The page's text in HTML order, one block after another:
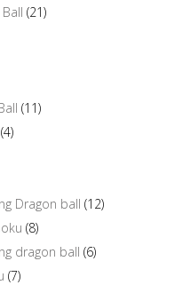
(21)
(11)
(4)
Dragon ball (12)
(8)
dragon ball (6)
(7)